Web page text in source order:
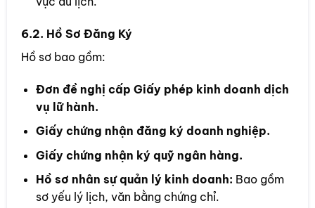
6.2. Hồ Sơ Đăng Ký
Hồ sơ bao gồm:
Đơn đề nghị cấp Giấy phép kinh doanh dịch
vụ lữ hành.
Giấy chứng nhận đăng ký doanh nghiệp.
Giấy chứng nhận ký quỹ ngân hàng.
Hồ sơ nhân sự quản lý kinh doanh: Bao gồm
sơ yếu lý lịch, văn bằng chứng chỉ.